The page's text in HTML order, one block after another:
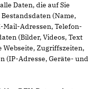
Daten, die auf Sie
(Name,
Mail-Adressen, Telefon-
(Bilder, Videos, Text
Webseite, Zugriffszeiten,
(IP-Adresse, Geräte- und